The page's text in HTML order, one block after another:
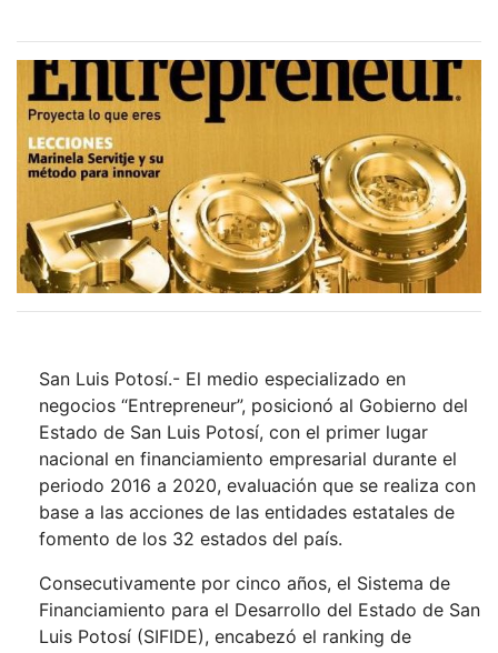
San Luis Potosí.- El medio especializado en
negocios “Entrepreneur”, posicionó al Gobierno del
Estado de San Luis Potosí, con el primer lugar
nacional en financiamiento empresarial durante el
periodo 2016 a 2020, evaluación que se realiza con
base a las acciones de las entidades estatales de
fomento de los 32 estados del país.
Consecutivamente por cinco años, el Sistema de
Financiamiento para el Desarrollo del Estado de San
Luis Potosí (SIFIDE), encabezó el ranking de